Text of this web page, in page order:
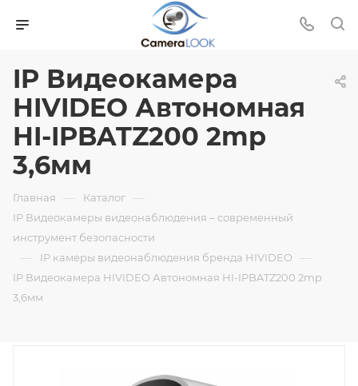
IP Видеокамера
HIVIDEO Автономная
HI-IPBATZ200 2mp
3,6мм
Главная — Каталог —
IP Видеокамеры видеонаблюдения – современный
инструмент безопасности
— IP камеры видеонаблюдения бренда HIVIDEO —
IP Видеокамера HIVIDEO Автономная HI-IPBATZ200 2mp
3,6мм